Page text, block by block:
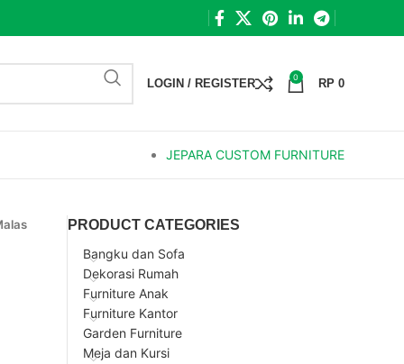
LOGIN / REGISTER 0 RP 0
JEPARA CUSTOM FURNITURE
PRODUCT CATEGORIES
Bangku dan Sofa
Dekorasi Rumah
Furniture Anak
Furniture Kantor
Garden Furniture
Meja dan Kursi